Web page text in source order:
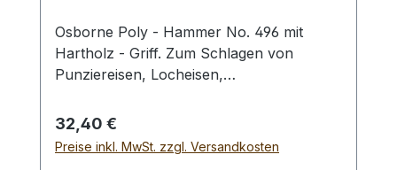
Osborne Poly - Hammer No. 496 mit
Hartholz - Griff. Zum Schlagen von
Punziereisen, Locheisen,
Schlagfläche. Wenig Rückschlag durch
schlagabsorbierenden Poly -
Hammerkopf. 240 gr Gesamtgewicht /
Regulärer Preis:
32,40 €
Preise inkl. MwSt. zzgl. Versandkosten